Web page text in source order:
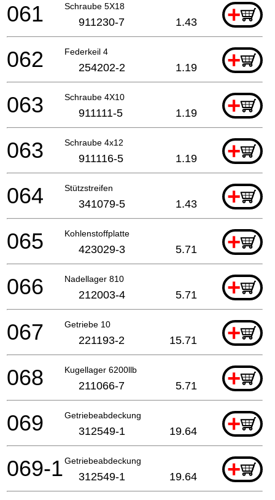
Schraube 5X18 +
061 911230-7 1.43
Federkeil 4 +
062 254202-2 1.19
Schraube 4X10 +
063 911111-5 1.19
Schraube 4x12 +
063 911116-5 1.19
Stützstreifen +
064 341079-5 1.43
Kohlenstoffplatte +
065 423029-3 5.71
Nadellager 810 +
066 212003-4 5.71
Getriebe 10 +
067 221193-2 15.71
Kugellager 6200llb +
068 211066-7 5.71
Getriebeabdeckung +
069 312549-1 19.64
Getriebeabdeckung +
069-1 312549-1 19.64